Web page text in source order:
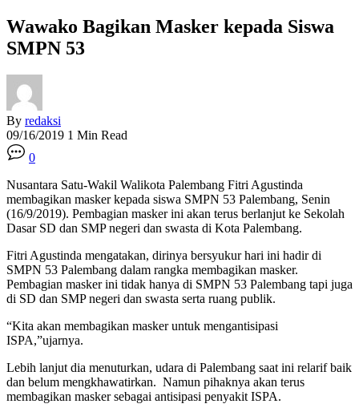
Wawako Bagikan Masker kepada Siswa
SMPN 53
By redaksi
09/16/2019 1 Min Read
0
Nusantara Satu-Wakil Walikota Palembang Fitri Agustinda
membagikan masker kepada siswa SMPN 53 Palembang, Senin
(16/9/2019). Pembagian masker ini akan terus berlanjut ke Sekolah
Dasar SD dan SMP negeri dan swasta di Kota Palembang.
Fitri Agustinda mengatakan, dirinya bersyukur hari ini hadir di
SMPN 53 Palembang dalam rangka membagikan masker.
Pembagian masker ini tidak hanya di SMPN 53 Palembang tapi juga
di SD dan SMP negeri dan swasta serta ruang publik.
“Kita akan membagikan masker untuk mengantisipasi
ISPA,”ujarnya.
Lebih lanjut dia menuturkan, udara di Palembang saat ini relarif baik
dan belum mengkhawatirkan. Namun pihaknya akan terus
membagikan masker sebagai antisipasi penyakit ISPA.